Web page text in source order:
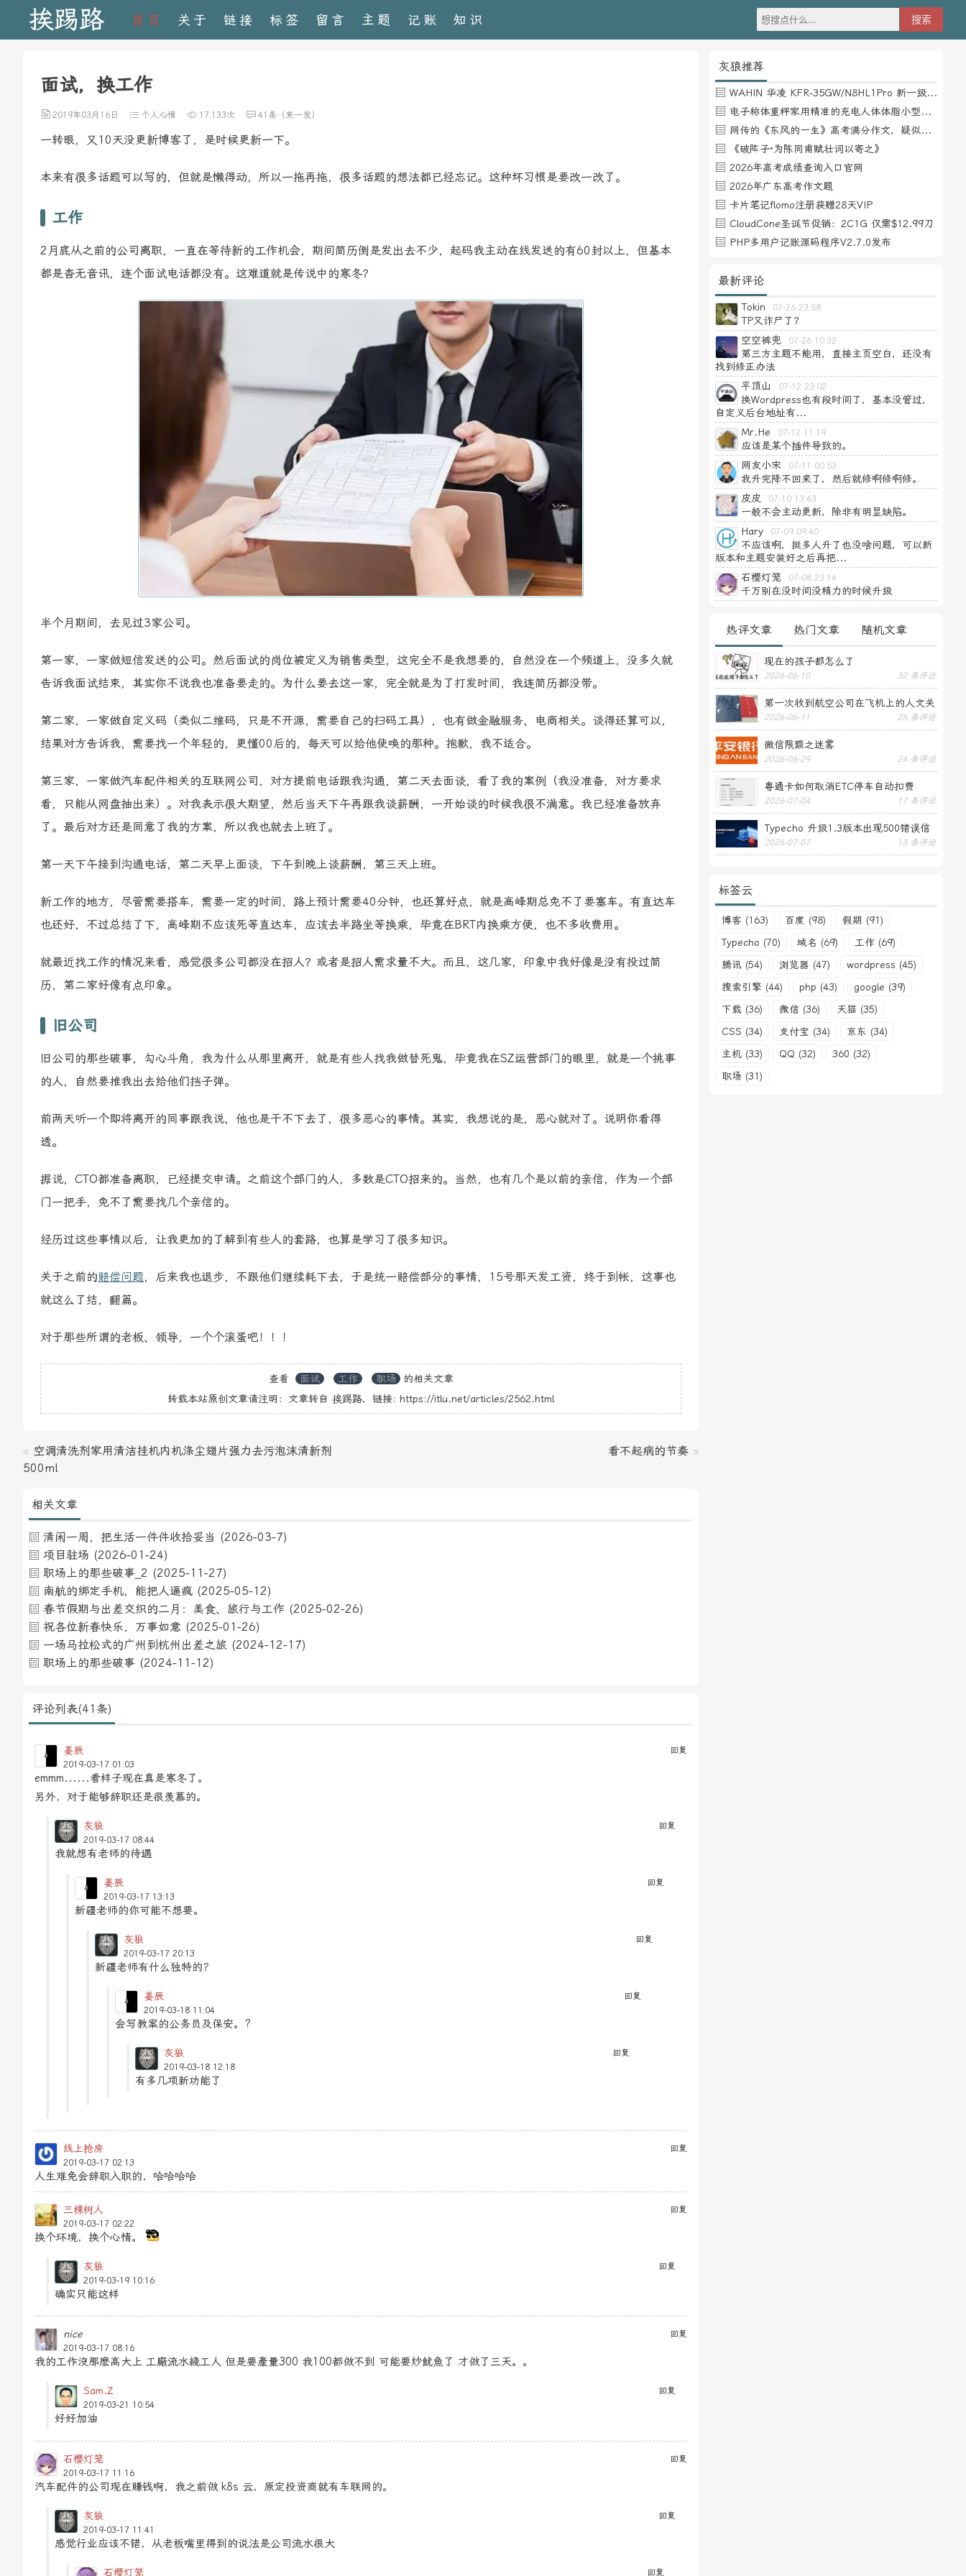
挨踢路 首页 关于 链接 标签 留言 主题 记账 知识
面试，换工作
2019年03月16日 个人心情 17,133次 41条（来一发）
一转眼，又10天没更新博客了，是时候更新一下。
本来有很多话题可以写的，但就是懒得动，所以一拖再拖，很多话题的想法都已经忘记。这种坏习惯是要改一改了。
工作
2月底从之前的公司离职，一直在等待新的工作机会，期间简历倒是发出去不少，起码我主动在线发送的有60封以上，但基本
都是杳无音讯，连个面试电话都没有。这难道就是传说中的寒冬？
半个月期间，去见过3家公司。
第一家，一家做短信发送的公司。然后面试的岗位被定义为销售类型，这完全不是我想要的，自然没在一个频道上，没多久就
告诉我面试结束，其实你不说我也准备要走的。为什么要去这一家，完全就是为了打发时间，我连简历都没带。
第二家，一家做自定义码（类似二维码，只是不开源，需要自己的扫码工具），也有做金融服务、电商相关。谈得还算可以，
结果对方告诉我，需要找一个年轻的，更懂00后的，每天可以给他使唤的那种。抱歉，我不适合。
第三家，一家做汽车配件相关的互联网公司，对方提前电话跟我沟通，第二天去面谈，看了我的案例（我没准备，对方要求
看，只能从网盘抽出来）。对我表示很大期望，然后当天下午再跟我谈薪酬，一开始谈的时候我很不满意。我已经准备放弃
了。最后对方还是同意了我的方案，所以我也就去上班了。
第一天下午接到沟通电话，第二天早上面谈，下午到晚上谈薪酬，第三天上班。
新工作的地方，尽管需要搭车，需要一定的时间，路上预计需要40分钟，也还算好点，就是高峰期总免不了要塞车。有直达车
也还好，不过总结了下，高峰期不应该死等直达车，应该去半路坐等换乘，毕竟在BRT内换乘方便，也不多收费用。
就最近找工作的情况来看，感觉很多公司都没在招人？或者是招人需求量不大。而且，这几家，印象中我好像是没有投过简
历，第二家好像有点印象。
旧公司
旧公司的那些破事，勾心斗角，我为什么从那里离开，就是有些人找我做替死鬼，毕竟我在SZ运营部门的眼里，就是一个挑事
的人，自然要推我出去给他们挡子弹。
前两天听一个即将离开的同事跟我说，他也是干不下去了，很多恶心的事情。其实，我想说的是，恶心就对了。说明你看得
透。
据说，CTO都准备离职，已经提交申请。之前这个部门的人，多数是CTO招来的。当然，也有几个是以前的亲信，作为一个部
门一把手，免不了需要找几个亲信的。
经历过这些事情以后，让我更加的了解到有些人的套路，也算是学习了很多知识。
关于之前的赔偿问题，后来我也退步，不跟他们继续耗下去，于是统一赔偿部分的事情，15号那天发工资，终于到帐，这事也
就这么了结，翻篇。
对于那些所谓的老板、领导，一个个滚蛋吧！！！
查看 面试 工作 职场
的相关文章
转载本站原创文章请注明：文章转自 挨踢路，链接: https://itlu.net/articles/2562.html
« 空调清洗剂家用清洁挂机内机涤尘翅片强力去污泡沫清新剂
500ml
看不起病的节奏 »
相关文章
清闲一周，把生活一件件收拾妥当 (2026-03-7)
项目驻场 (2026-01-24)
职场上的那些破事_2 (2025-11-27)
南航的绑定手机，能把人逼疯 (2025-05-12)
春节假期与出差交织的二月：美食、旅行与工作 (2025-02-26)
祝各位新春快乐，万事如意 (2025-01-26)
一场马拉松式的广州到杭州出差之旅 (2024-12-17)
职场上的那些破事 (2024-11-12)
评论列表(41条)
回复
姜辰
2019-03-17 01:03
emmm......看样子现在真是寒冬了。
另外，对于能够辞职还是很羡慕的。
回复
灰狼
2019-03-17 08:44
我就想有老师的待遇
回复
姜辰
2019-03-17 13:13
新疆老师的你可能不想要。
回复
灰狼
2019-03-17 20:13
新疆老师有什么独特的？
回复
姜辰
2019-03-18 11:04
会写教案的公务员及保安。?
回复
灰狼
2019-03-18 12:18
有多几项新功能了
回复
线上抢房
2019-03-17 02:13
人生难免会辞职入职的，哈哈哈哈
回复
三棵树人
2019-03-17 02:22
换个环境，换个心情。
回复
灰狼
2019-03-19 10:16
确实只能这样
回复
nice
2019-03-17 08:16
我的工作沒那麽高大上 工廠流水綫工人 但是要產量300 我100都做不到 可能要炒魷魚了 才做了三天。。
回复
Sam.Z
2019-03-21 10:54
好好加油
回复
石樱灯笼
2019-03-17 11:16
汽车配件的公司现在赚钱啊，我之前做 k8s 云，原定投资商就有车联网的。
回复
灰狼
2019-03-17 11:41
感觉行业应该不错，从老板嘴里得到的说法是公司流水很大
回复
石樱灯笼
灰狼推荐
WAHIN 华凌 KFR-35GW/N8HL1Pro 新一级能效 壁挂式空调 1.5匹
电子称体重秤家用精准的充电人体体脂小型称重支持HUAWEI HiLink
网传的《东风的一生》高考满分作文，疑似自媒体或其他渠道炒作
《破阵子·为陈同甫赋壮词以寄之》
2026年高考成绩查询入口官网
2026年广东高考作文题
卡片笔记flomo注册获赠28天VIP
CloudCone圣诞节促销：2C1G 仅需$12.99刀
PHP多用户记账源码程序V2.7.0发布
最新评论
Tokin 07-26 23:58
TP又诈尸了？
空空裤兜
07-26 10:32
第三方主题不能用，直接主页空白，还没有
找到修正办法
平顶山
07-12 23:02
换Wordpress也有段时间了，基本没管过，
自定义后台地址有...
Mr.He
07-12 11:19
应该是某个插件导致的。
网友小宋
07-11 00:53
我升完降不回来了，然后就修啊修啊修。
皮皮
07-10 13:43
一般不会主动更新，除非有明显缺陷。
Hary
07-09 09:40
不应该啊，挺多人升了也没啥问题，可以新
版本和主题安装好之后再把...
石樱灯笼
07-08 23:14
千万别在没时间没精力的时候升级
热评文章 热门文章 随机文章
现在的孩子都怎么了
2026-06-10 32 条评论
第一次收到航空公司在飞机上的人文关
怀——送生日贺卡
2026-06-11 25 条评论
微信限额之迷雾
2026-06-29 24 条评论
粤通卡如何取消ETC停车自动扣费
2026-07-04 17 条评论
Typecho 升级1.3版本出现500错误信
息
2026-07-07 13 条评论
标签云
博客 (163) 百度 (98)
假期 (91)
Typecho (70)
域名 (69)
工作 (69)
腾讯 (54)
浏览器 (47)
wordpress (45)
搜索引擎 (44)
php (43)
google (39)
下载 (36)
微信 (36)
天猫 (35)
CSS (34)
支付宝 (34)
京东 (34)
主机 (33)
QQ (32)
360 (32)
职场 (31)